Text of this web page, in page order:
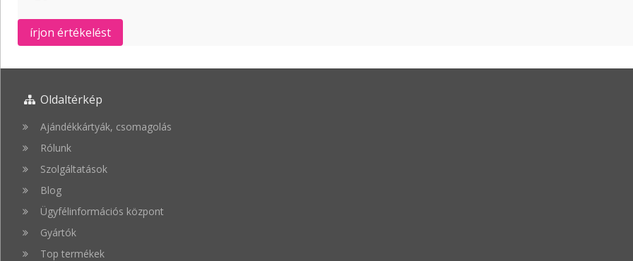
írjon értékelést
Oldaltérkép
Ajándékkártyák, csomagolás
Rólunk
Szolgáltatások
Blog
Ügyfélinformációs központ
Gyártók
Top termékek